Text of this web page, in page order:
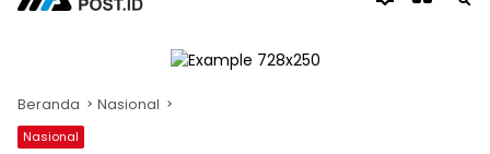
Beranda Nasional
Nasional